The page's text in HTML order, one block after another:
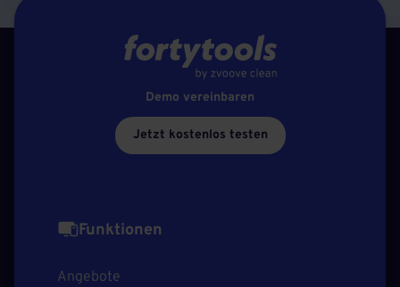
Demo vereinbaren
Jetzt kostenlos testen
Funktionen
Angebote